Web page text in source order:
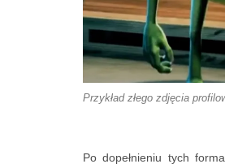
Przykład złego zdjęcia
Po dopełnieniu tych